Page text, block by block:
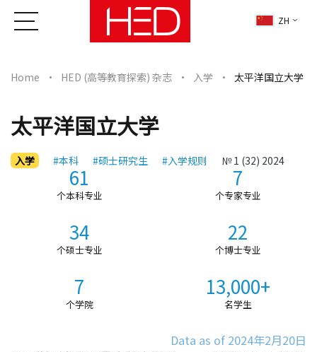
ZH
Home HED (高等教育探索) 杂志 入学 太平洋国立大学
太平洋国立大学
入学 #本科 #硕士研究生 #入学规则 № 1 (32) 2024
61
个本科专业
7
个专家专业
34
个硕士专业
22
个博士专业
7
个学院
13,000+
名学生
Data as of 2024年2月20日